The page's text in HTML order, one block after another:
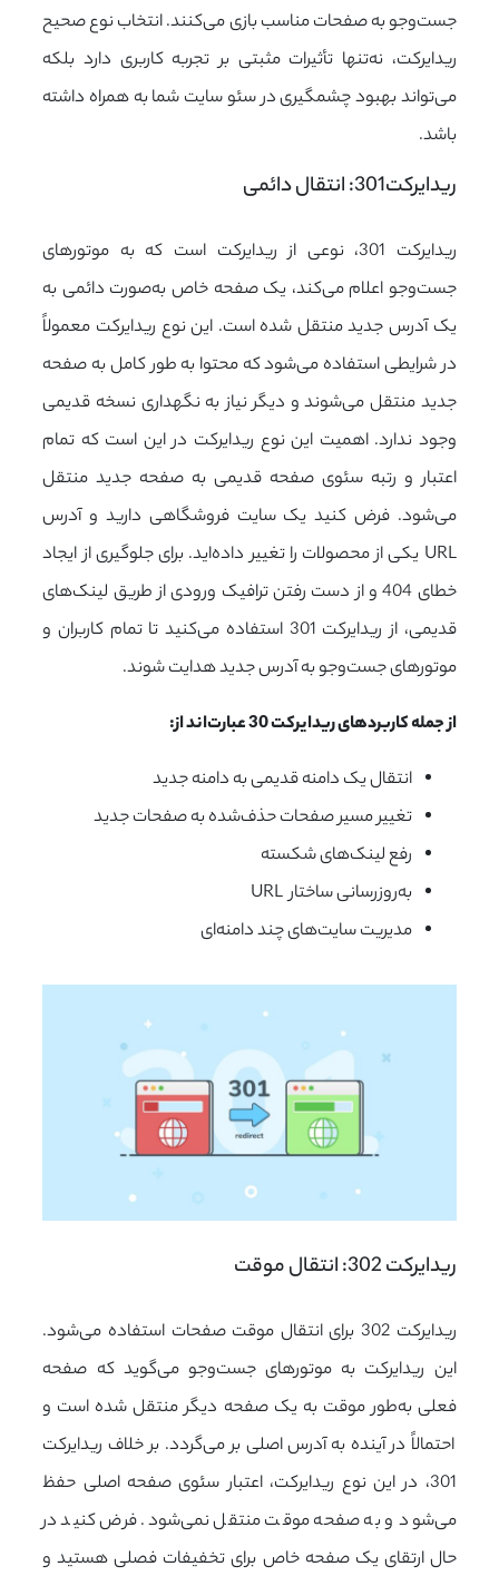
جست‌وجو به صفحات مناسب بازی می‌کنند. انتخاب نوع صحیح
ریدایرکت، نه‌تنها تأثیرات مثبتی بر تجربه کاربری دارد بلکه
می‌تواند بهبود چشمگیری در سئو سایت شما به همراه داشته
باشد.
ریدایرکت301: انتقال دائمی
ریدایرکت 301، نوعی از ریدایرکت است که به موتورهای
جست‌وجو اعلام می‌کند، یک صفحه خاص به‌صورت دائمی به
یک آدرس جدید منتقل شده است. این نوع ریدایرکت معمولاً
در شرایطی استفاده می‌شود که محتوا به طور کامل به صفحه
جدید منتقل می‌شوند و دیگر نیاز به نگهداری نسخه قدیمی
وجود ندارد. اهمیت این نوع ریدایرکت در این است که تمام
اعتبار و رتبه سئوی صفحه قدیمی به صفحه جدید منتقل
می‌شود. فرض کنید یک سایت فروشگاهی دارید و آدرس
URL یکی از محصولات را تغییر داده‌اید. برای جلوگیری از ایجاد
خطای 404 و از دست رفتن ترافیک ورودی از طریق لینک‌های
قدیمی، از ریدایرکت 301 استفاده می‌کنید تا تمام کاربران و
موتورهای جست‌وجو به آدرس جدید هدایت شوند.
از جمله کاربردهای ریدایرکت 30 عبارت‌اند از:
انتقال یک دامنه قدیمی به دامنه جدید
تغییر مسیر صفحات حذف‌شده به صفحات جدید
رفع لینک‌های شکسته
به‌روزرسانی ساختار URL
مدیریت سایت‌های چند دامنه‌ای
ریدایرکت 302: انتقال موقت
ریدایرکت 302 برای انتقال موقت صفحات استفاده می‌شود.
این ریدایرکت به موتورهای جست‌وجو می‌گوید که صفحه
فعلی به‌طور موقت به یک صفحه دیگر منتقل شده است و
احتمالاً در آینده به آدرس اصلی بر می‌گردد. بر خلاف ریدایرکت
301، در این نوع ریدایرکت، اعتبار سئوی صفحه اصلی حفظ
می‌شود و به صفحه موقت منتقل نمی‌شود. فرض کنید در
حال ارتقای یک صفحه خاص برای تخفیفات فصلی هستید و